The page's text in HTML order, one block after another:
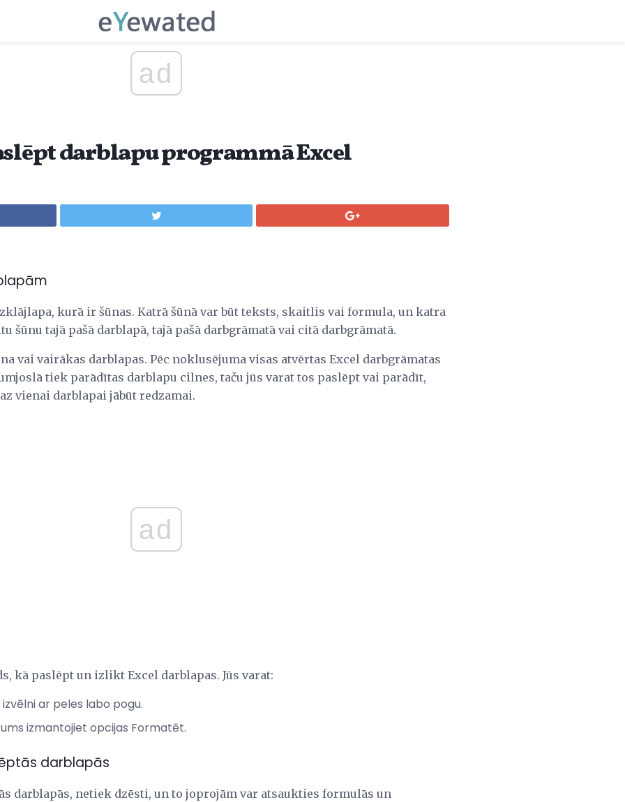
ad
darblapu programmā Excel
kurā ir šūnas. Katrā šūnā var būt teksts, skaitlis vai formula, un katra
šūnu tajā pašā darblapā, tajā pašā darbgrāmatā vai citā darbgrāmatā.
vai vairākas darblapas. Pēc noklusējuma visas atvērtas Excel darbgrāmatas
tiek parādītas darblapu cilnes, taču jūs varat tos paslēpt vai parādīt,
vienai darblapai jābūt redzamai.
ad
kā paslēpt un izlikt Excel darblapas. Jūs varat:
ar peles labo pogu.
izmantojiet opcijas Formatēt.
darblapās
darblapās, netiek dzēsti, un to joprojām var atsaukties formulās un